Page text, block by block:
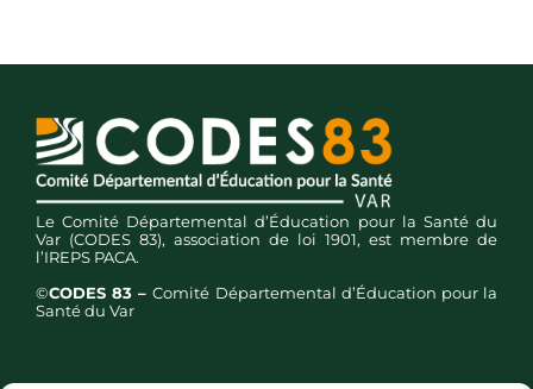
Le Comité Départemental d’Éducation pour la Santé du
Var (CODES 83), association de loi 1901, est membre de
l’IREPS PACA.
©CODES 83 –Comité Départemental d’Éducation pour la
Santé du Var